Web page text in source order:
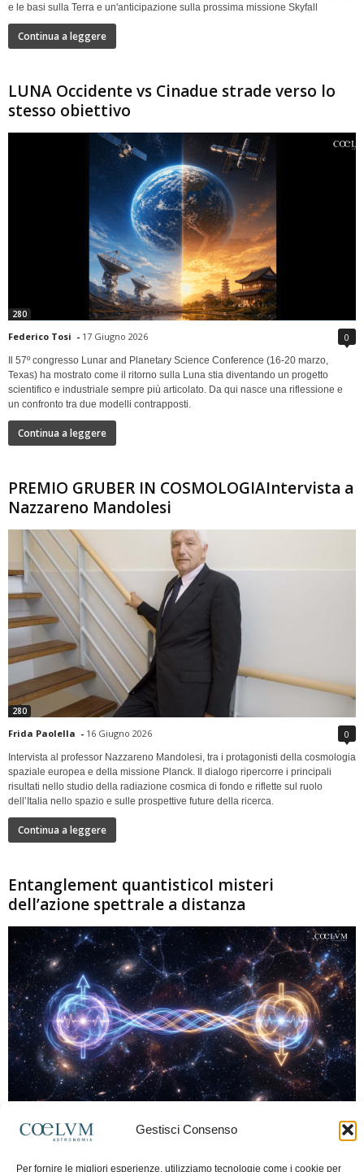
Gestisci Consenso
Per fornire le migliori esperienze, utilizziamo tecnologie come i cookie per
e le basi sulla Terra e un'anticipazione sulla prossima missione Skyfall
Continua a leggere
LUNA Occidente vs Cinadue strade verso lo
stesso obiettivo
280
Federico Tosi - 17 Giugno 2026 0
Il 57º congresso Lunar and Planetary Science Conference (16-20 marzo,
Texas) ha mostrato come il ritorno sulla Luna stia diventando un progetto
scientifico e industriale sempre più articolato. Da qui nasce una riflessione e
un confronto tra due modelli contrapposti.
Continua a leggere
PREMIO GRUBER IN COSMOLOGIAIntervista a
Nazzareno Mandolesi
280
Frida Paolella - 16 Giugno 2026 0
Intervista al professor Nazzareno Mandolesi, tra i protagonisti della cosmologia
spaziale europea e della missione Planck. Il dialogo ripercorre i principali
risultati nello studio della radiazione cosmica di fondo e riflette sul ruolo
dell’Italia nello spazio e sulle prospettive future della ricerca.
Continua a leggere
Entanglement quantisticoI misteri
dell’azione spettrale a distanza
Marco Lorrai - 15 Giugno 2026 0
moderna: due particelle possono mostrare correlazioni che sembrano ignorare